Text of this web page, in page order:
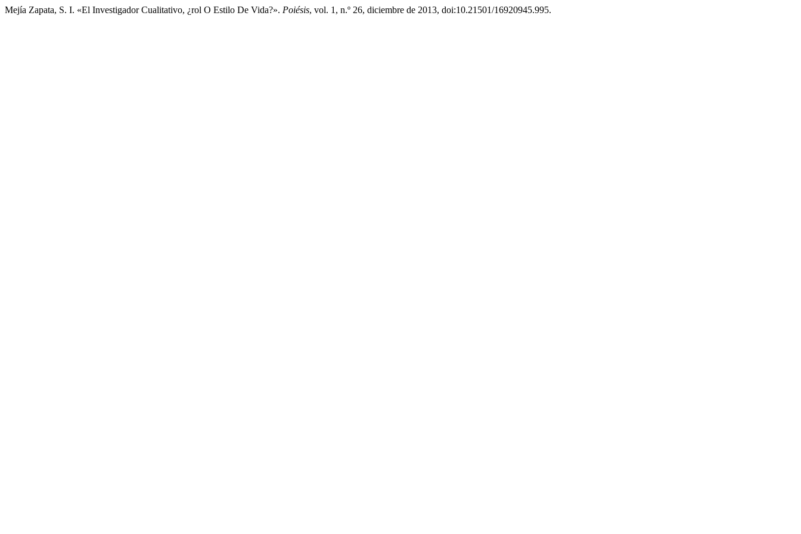
Mejía Zapata, S. I. «El Investigador Cualitativo, ¿rol O Estilo De Vida?». Poiésis, vol. 1, n.º 26, diciembre de 2013, doi:10.21501/16920945.995.